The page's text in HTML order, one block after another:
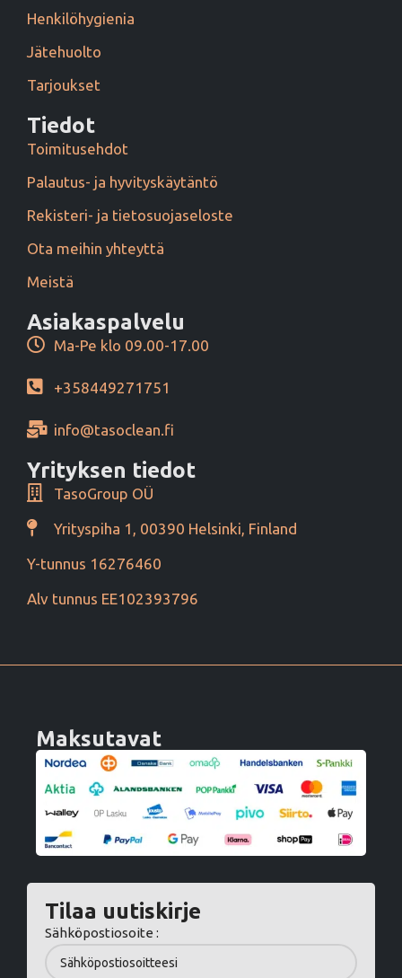
Henkilöhygienia
Jätehuolto
Tarjoukset
Tiedot
Toimitusehdot
Palautus- ja hyvityskäytäntö
Rekisteri- ja tietosuojaseloste
Ota meihin yhteyttä
Meistä
Asiakaspalvelu
Ma-Pe klo 09.00-17.00
+358449271751
info@tasoclean.fi
Yrityksen tiedot
TasoGroup OÜ
Yrityspiha 1, 00390 Helsinki, Finland
Y-tunnus 16276460
Alv tunnus EE102393796
Maksutavat
Tilaa uutiskirje
Sähköpostiosoite :